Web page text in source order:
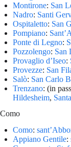
Montirone: San
Nadro: Santi
Ospitaletto: San
Pompiano:
Ponte di Legno:
Pozzolengo: San
Provaglio d’Iseo:
Provezze: San
Salò: San Carlo
Trenzano: (in
Hildesheim,
Como
Como:
Appiano Gentile: